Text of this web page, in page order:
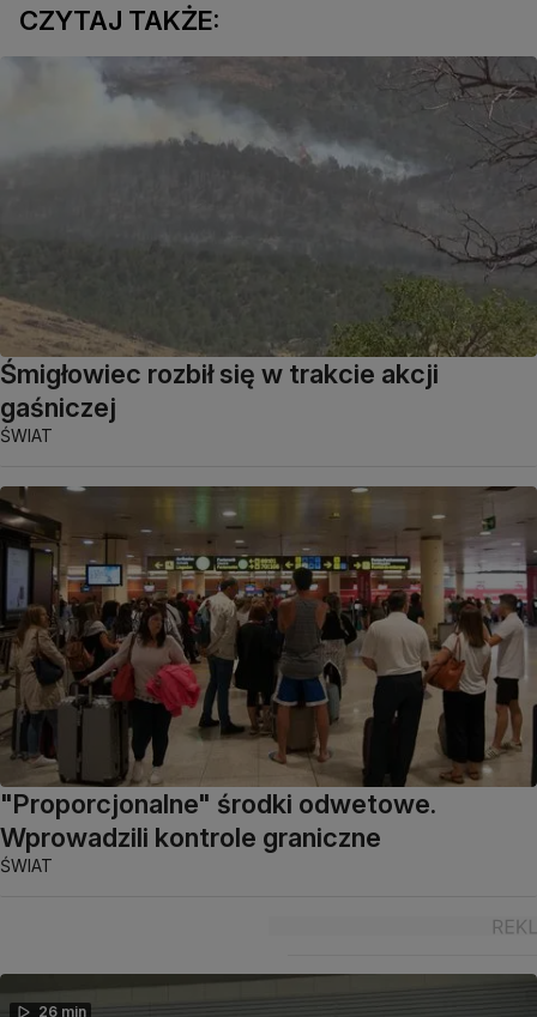
CZYTAJ TAKŻE:
Śmigłowiec rozbił się w trakcie akcji
gaśniczej
ŚWIAT
"Proporcjonalne" środki odwetowe.
Wprowadzili kontrole graniczne
ŚWIAT
26 min